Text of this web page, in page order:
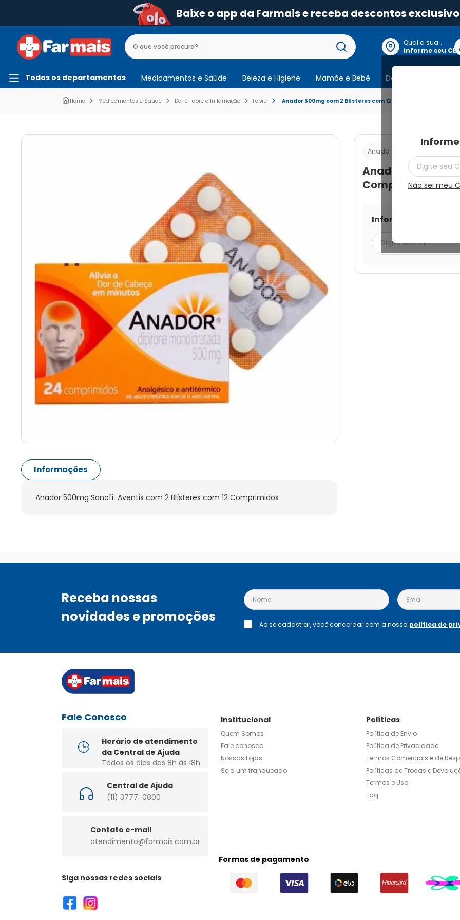
Baixe o app da Farmais e receba descontos
Qual a sua
localização?
informe seu CEP
Não sei meu
Todos os departamentos Medicamentos e Saúde Beleza e Higiene Mamãe e Bebê Dermocosmeticos
Medicamentos e Saúde Dor e Febre e Inflamação Febre Anador 500mg com 2 Blísteres com 12 Comprimidos
Informações
Anador 500mg Sanofi-Aventis com 2 Blísteres com 12 Comprimidos
Anador
Anador 500mg
Comprimidos
Informe seu CEP
Receba nossas
novidades e promoções
Ao se cadastrar, você concordar com a nossa política de
Fale Conosco
Horário de atendimento
da Central de Ajuda
Todos os dias das 8h às 18h
Central de Ajuda
(11) 3777-0800
Contato e-mail
atendimento@farmais.com.br
Siga nossas redes sociais
Institucional
Quem Somos
Fale conosco
Nossas Lojas
Seja um franqueado
Políticas
Política de Envio
Política de Privacidade
Termos Comerciais e de
Políticas de Trocas e
Termos e Uso
Faq
Formas de pagamento